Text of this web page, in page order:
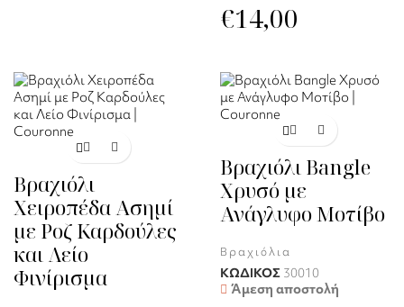
€14,00
Βραχιόλι
Χειροπέδα Ασημί
με Ροζ Καρδούλες
και Λείο
Φινίρισμα
Βραχιόλι Bangle
Χρυσό με
Ανάγλυφο Μοτίβο
Βραχιόλια
ΚΩΔΙΚΟΣ 30010
Άμεση αποστολή